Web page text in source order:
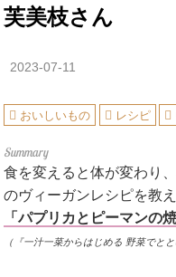
芙美枝さん
2023-07-11
おいしいもの レシピ
食を変えると体が変わり
のヴィーガンレシピを教
「パプリカとピーマンの
（『一汁一菜からはじめる 野菜でと